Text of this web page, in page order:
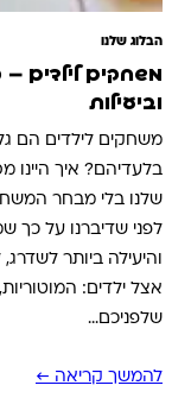
הבלוג שלנו
משחקים לילדים –
וביעילות
משחקים לילדים הם
בלעדיהם? איך
שלנו בלי מבחר
לפני שדיברנו על כך
והיעילה ביותר
אצל ילדים:
שלפניכם…
להמשך קריאה ←